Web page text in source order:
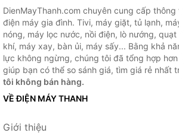
DienMayThanh.com chuyên cung cấp
điện máy gia đình. Tivi, máy giặt, tủ lạnh,
nóng, máy lọc nước, nồi điện, lò nướng,
khí, máy xay, bàn ủi, máy sấy... Bằng khả
lực không ngừng, chúng tôi đã tổng hợp
giúp bạn có thể so sánh giá, tìm giá rẻ nhất
tôi không bán hàng.
VỀ ĐIỆN MÁY THANH
Giới thiệu